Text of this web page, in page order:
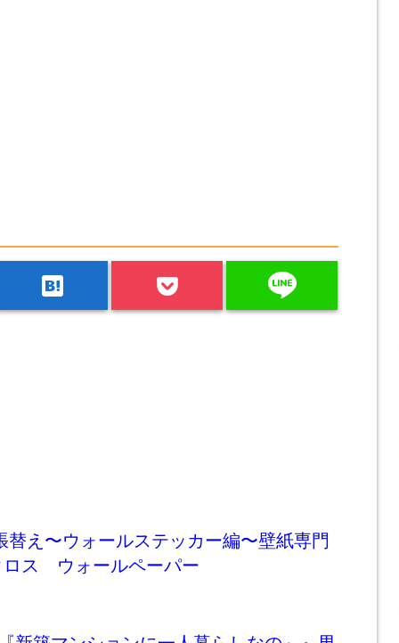
hatenabookmark line
替え〜ウォールステッカー編〜壁紙専門
ス ウォールペーパー